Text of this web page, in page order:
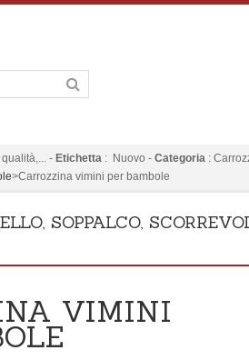
- Etichetta: Nuovo - Categoria:
>Carrozzina vimini per bambole
SOPPALCO,
VIMINI